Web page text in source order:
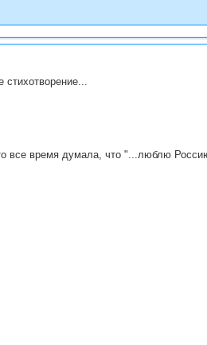
стихотворение...
время думала, что "...люблю